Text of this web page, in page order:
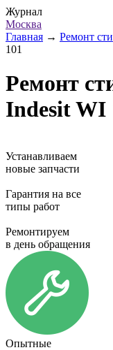
Журнал
Москва
Главная → Ремонт
101
Ремонт
Indesit WI
Устанавливаем
новые запчасти
Гарантия на все
типы работ
Ремонтируем
в день обращения
Опытные